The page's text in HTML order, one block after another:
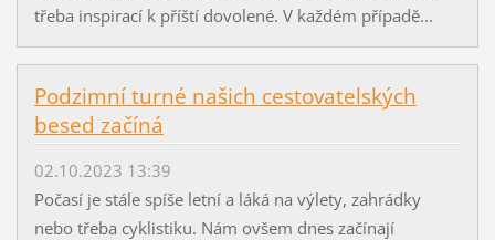
třeba inspirací k příští dovolené. V každém případě...
Podzimní turné našich cestovatelských
besed začíná
02.10.2023 13:39
Počasí je stále spíše letní a láká na výlety, zahrádky
nebo třeba cyklistiku. Nám ovšem dnes začínají